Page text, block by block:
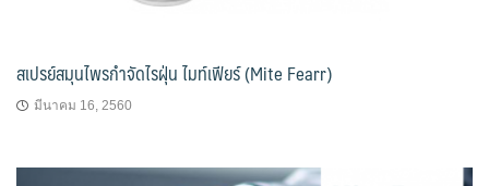
สเปรย์สมุนไพรกำจัดไรฝุ่น ไมท์เฟียร์ (Mite Fearr)
มีนาคม 16, 2560